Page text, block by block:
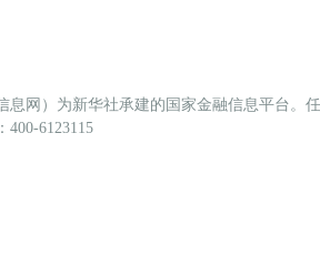
息网）为新华社承建的国家金融信息平台。
6123115